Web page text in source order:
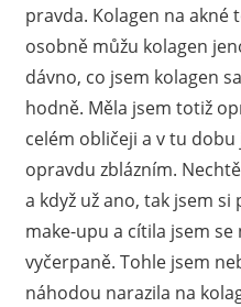
se
zrovna
nevede
nejlépe.
pravda. Kolagen na akné
osobně můžu kolagen
dávno, co jsem kolagen
hodně. Měla jsem totiž
celém obličeji a v tu dobu
opravdu zblázním.
a když už ano, tak jsem
make-upu a cítila jsem
vyčerpaně. Tohle jsem
náhodou narazila na